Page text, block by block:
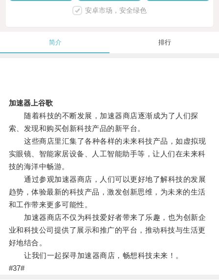
安卓市场，安全绿色
简介 排行
加速器上谷歌
随着科技的不断发展，加速器商店逐渐成为了人们探
索、发现和购买创新科技产品的新平台。
这些商店里汇集了各种各样的未来科技产品，如虚拟现
实眼镜、智能家居设备、人工智能助手等，让人们在未来科
技的海洋中畅游。
通过参观加速器商店，人们可以更好地了解科技的发展
趋势，体验最新的科技产品，激发创新思维，为未来的生活
和工作带来更多可能性。
加速器商店不仅为科技爱好者带来了乐趣，也为创新企
业和科技公司提供了展示和推广的平台，推动科技与生活更
好地结合。
让我们一起探寻加速器商店，畅想科技未来！。
#37#